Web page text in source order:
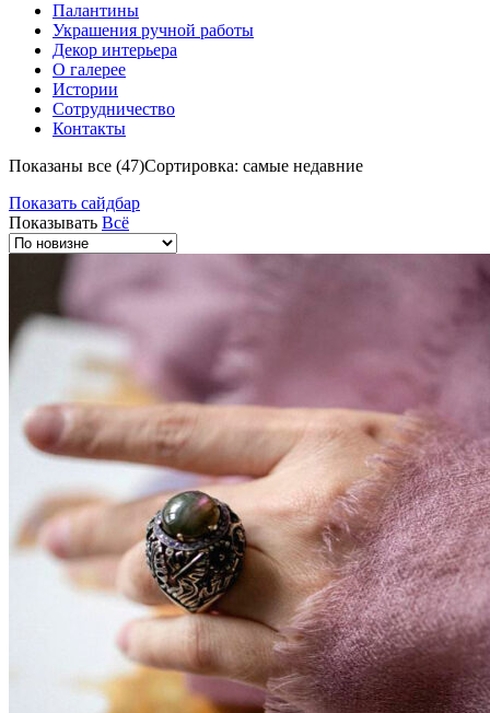
Палантины
Украшения ручной работы
Декор интерьера
О галерее
Истории
Сотрудничество
Контакты
Показаны все (47)Сортировка: самые недавние
Показать сайдбар
Показывать Всё